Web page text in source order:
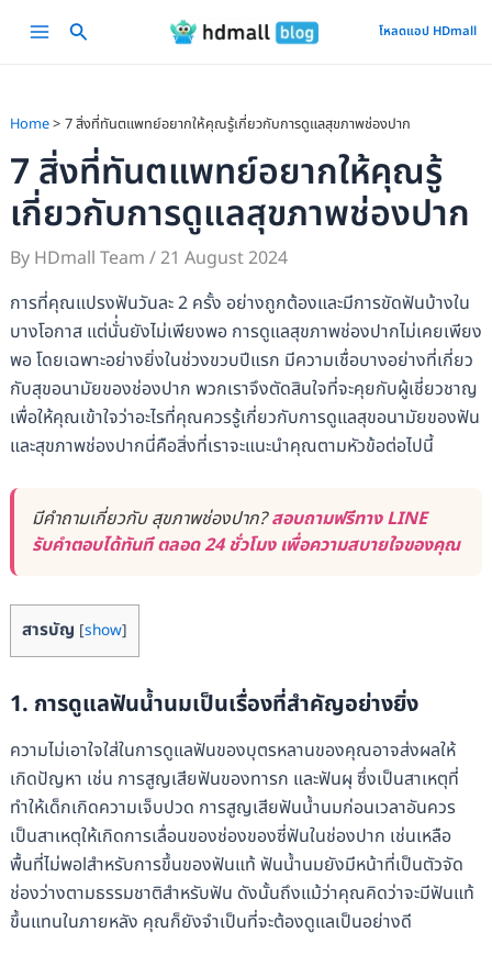
Main
โหลดแอป HDmall
Home 7 สิ่งที่ทันตแพทย์อยากให้คุณรู้เกี่ยวกับการดูแลสุขภาพช่องปาก
7 สิ่งที่ทันตแพทย์อยากให้คุณรู้
เกี่ยวกับการดูแลสุขภาพช่องปาก
By HDmall Team /21 August 2024
การที่คุณแปรงฟันวันละ 2 ครั้ง อย่างถูกต้องและมีการขัดฟันบ้างใน
บางโอกาส แต่นั่่นยังไม่เพียงพอ การดูแลสุขภาพช่องปากไม่เคยเพียง
พอ โดยเฉพาะอย่างยิ่งในช่วงขวบปีแรก มีความเชื่อบางอย่างที่เกี่ยว
กับสุขอนามัยของช่องปาก พวกเราจึงตัดสินใจที่จะคุยกับผู้เชี่ยวชาญ
เพื่อให้คุณเข้าใจว่าอะไรที่คุณควรรู้เกี่ยวกับการดูแลสุขอนามัยของฟัน
และสุขภาพช่องปากนี่คือสิ่งที่เราจะแนะนำคุณตามหัวข้อต่อไปนี้
มีคำถามเกี่ยวกับ สุขภาพช่องปาก?สอบถามฟรีทาง LINE
รับคำตอบได้ทันที ตลอด 24 ชั่วโมง เพื่อความสบายใจของคุณ
สารบัญ [show]
1. การดูแลฟันน้ำนมเป็นเรื่องที่สำคัญอย่างยิ่ง
ความไม่เอาใจใส่ในการดูแลฟันของบุตรหลานของคุณอาจส่งผลให้
เกิดปัญหา เช่น การสูญเสียฟันของทารก และฟันผุ ซึ่งเป็นสาเหตุที่
ทำให้เด็กเกิดความเจ็บปวด การสูญเสียฟันน้ำนมก่อนเวลาอันควร
เป็นสาเหตุให้เกิดการเลื่อนของช่องของซี่ฟันในช่องปาก เช่นเหลือ
พื้นที่ไม่พอlสำหรับการขึ้นของฟันแท้ ฟันน้ำนมยังมีหน้าที่เป็นตัวจัด
ช่องว่างตามธรรมชาติสำหรับฟัน ดังนั้นถึงแม้ว่าคุณคิดว่าจะมีฟันแท้
ขึ้นแทนในภายหลัง คุณก็ยังจำเป็นที่จะต้องดูแลเป็นอย่างดี